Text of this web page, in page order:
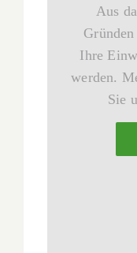
Aus
Ihre
werden.
Sie